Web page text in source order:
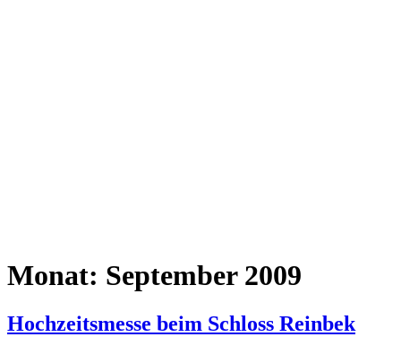
Monat: September 2009
Hochzeitsmesse beim Schloss Reinbek